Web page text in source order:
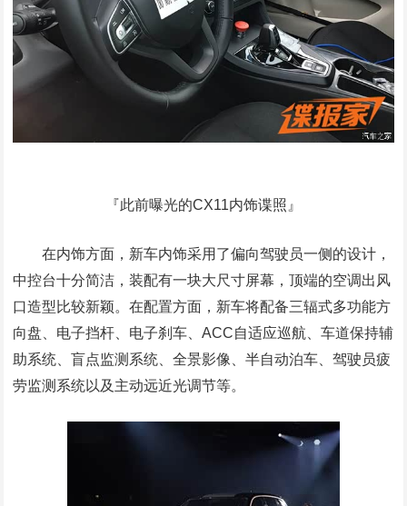
『此前曝光的CX11内饰谍照』
在内饰方面，新车内饰采用了偏向驾驶员一侧的设计，
中控台十分简洁，装配有一块大尺寸屏幕，顶端的空调出风
口造型比较新颖。在配置方面，新车将配备三辐式多功能方
向盘、电子挡杆、电子刹车、ACC自适应巡航、车道保持辅
助系统、盲点监测系统、全景影像、半自动泊车、驾驶员疲
劳监测系统以及主动远近光调节等。